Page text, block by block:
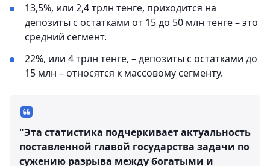
13,5%, или 2,4 трлн тенге, приходится на
депозиты с остатками от 15 до 50 млн тенге – это
средний сегмент.
22%, или 4 трлн тенге, – депозиты с остатками до
15 млн – относятся к массовому сегменту.
"Эта статистика подчеркивает актуальность
поставленной главой государства задачи по
сужению разрыва между богатыми и